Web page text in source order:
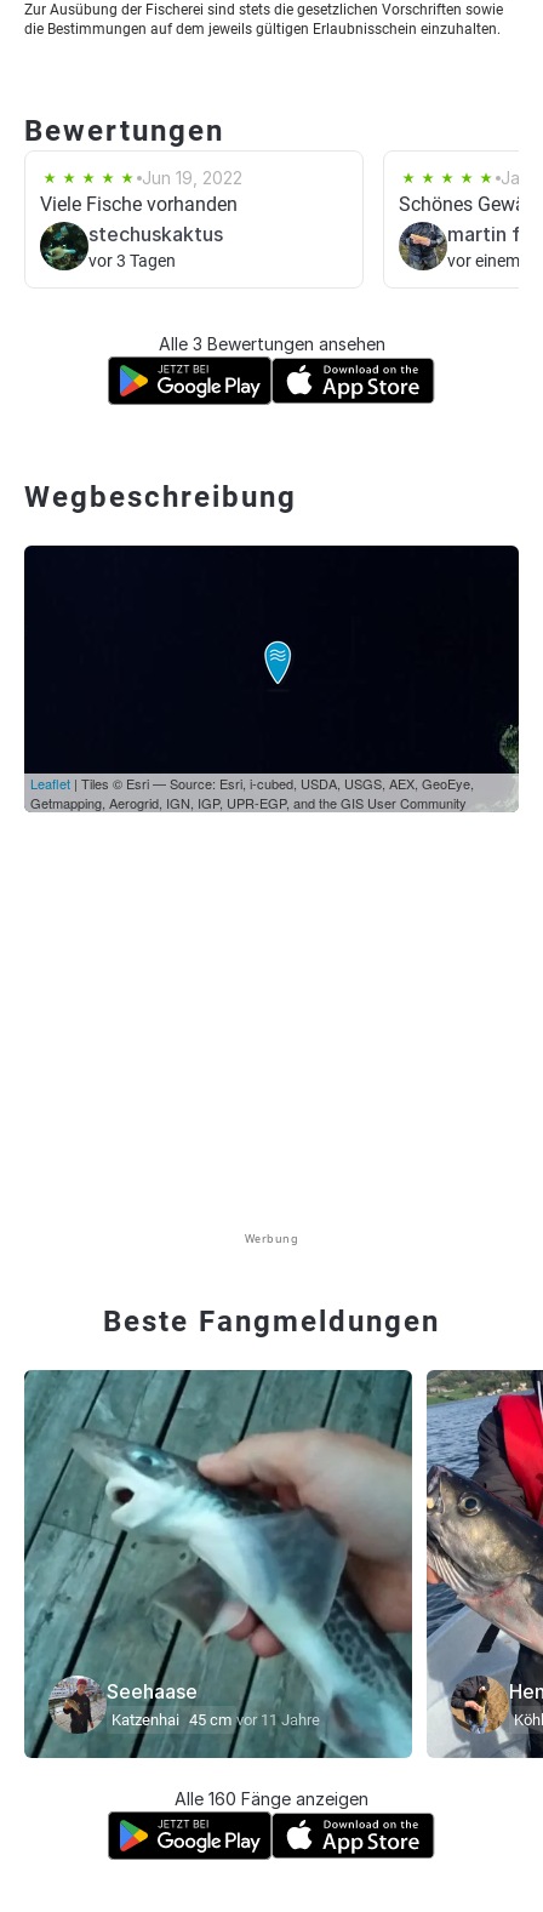
Zur Ausübung der Fischerei sind stets die gesetzlichen Vorschriften sowie
die Bestimmungen auf dem jeweils gültigen Erlaubnisschein einzuhalten.
Bewertungen
Jun 19, 2022
Viele Fische vorhanden
stechuskaktus
vor 3 Tagen
Jan
Schönes
martin
vor einem
Alle 3 Bewertungen ansehen
Wegbeschreibung
Leaflet | Tiles © Esri — Source: Esri, i-cubed, USDA, USGS, AEX, GeoEye,
Getmapping, Aerogrid, IGN, IGP, UPR-EGP, and the GIS User Community
Werbung
Beste Fangmeldungen
Seehaase
Katzenhai 45 cm vor 11 Jahre
Alle 160 Fänge anzeigen